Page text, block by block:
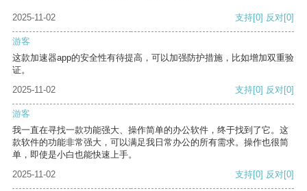
2025-11-02 支持[0] 反对[0]
游客
这款加速器app的安全性有待提高，可以加强防护措施，比如增加双重验
证。
2025-11-02
支持[0] 反对[0]
游客
我一直在寻找一款功能强大、操作简单的办公软件，终于找到了它。这
款软件的功能非常强大，可以满足我日常办公的所有需求。操作也很简
单，即使是小白也能快速上手。
2025-11-02
支持[0] 反对[0]